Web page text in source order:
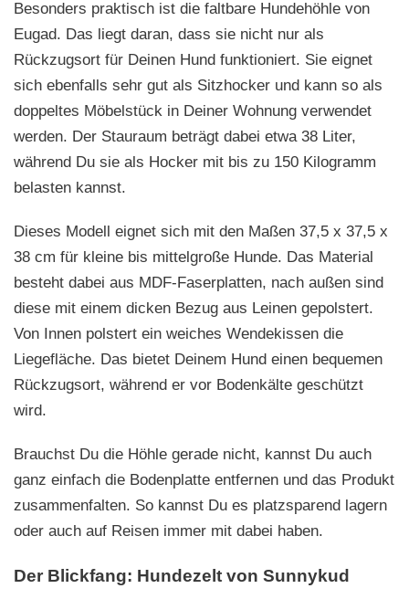
Besonders praktisch ist die faltbare Hundehöhle von
Eugad. Das liegt daran, dass sie nicht nur als
Rückzugsort für Deinen Hund funktioniert. Sie eignet
sich ebenfalls sehr gut als Sitzhocker und kann so als
doppeltes Möbelstück in Deiner Wohnung verwendet
werden. Der Stauraum beträgt dabei etwa 38 Liter,
während Du sie als Hocker mit bis zu 150 Kilogramm
belasten kannst.
Dieses Modell eignet sich mit den Maßen 37,5 x 37,5 x
38 cm für kleine bis mittelgroße Hunde. Das Material
besteht dabei aus MDF-Faserplatten, nach außen sind
diese mit einem dicken Bezug aus Leinen gepolstert.
Von Innen polstert ein weiches Wendekissen die
Liegefläche. Das bietet Deinem Hund einen bequemen
Rückzugsort, während er vor Bodenkälte geschützt
wird.
Brauchst Du die Höhle gerade nicht, kannst Du auch
ganz einfach die Bodenplatte entfernen und das Produkt
zusammenfalten. So kannst Du es platzsparend lagern
oder auch auf Reisen immer mit dabei haben.
Der Blickfang: Hundezelt von Sunnykud